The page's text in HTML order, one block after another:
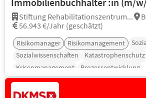
Stiftung Rehabilitationszentrum...
56.943 €/Jahr (geschätzt)
Risikomanager Risikomanagement
Sozialwissenschaften
Katastrophenschutz
Krisenmanagement
Prozessentwicklung